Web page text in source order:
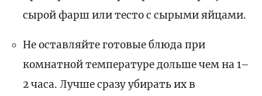
сырой фарш или тесто с сырыми яйцами.
Не оставляйте готовые блюда при
комнатной температуре дольше чем на 1–
2 часа. Лучше сразу убирать их в